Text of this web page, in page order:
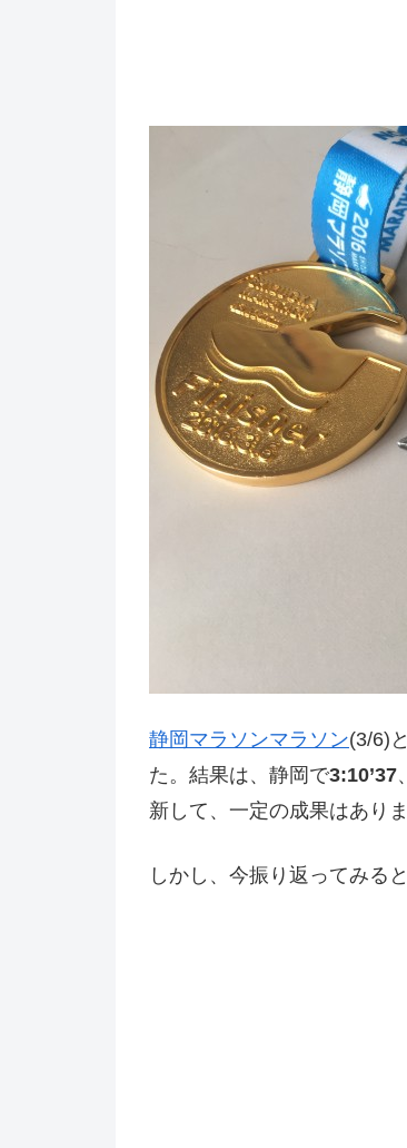
静岡マラソンマラソン(3/6)と
た。結果は、静岡で3:10’37
新して、一定の成果はありま
しかし、今振り返ってみる